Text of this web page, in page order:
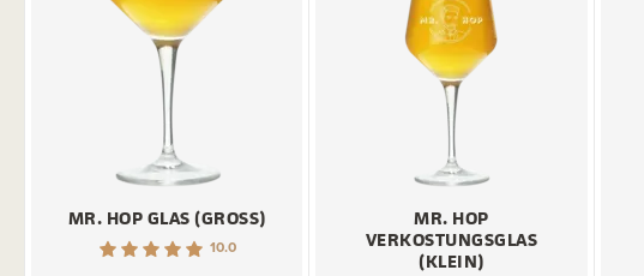
MR. HOP GLAS (GROSS)
10.0
MR. HOP
VERKOSTUNGSGLAS
(KLEIN)